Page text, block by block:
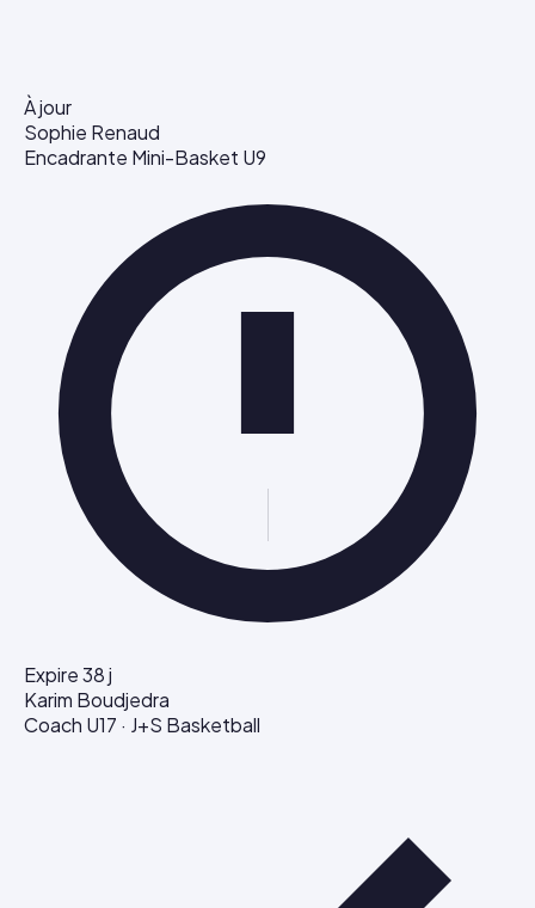
À jour
Sophie Renaud
Encadrante Mini-Basket U9
Expire 38 j
Karim Boudjedra
Coach U17 · J+S Basketball